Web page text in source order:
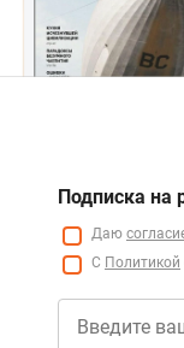
Подписка на
Даю
С Политикой